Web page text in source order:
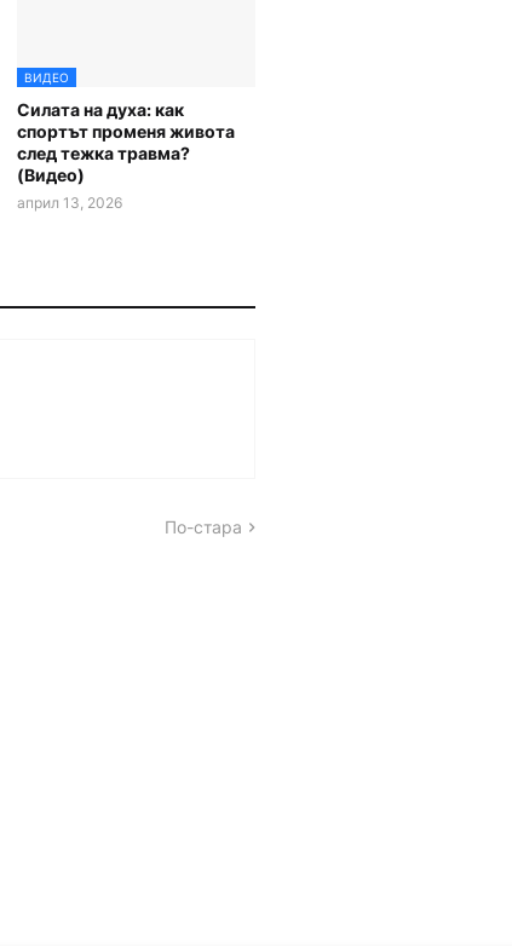
ВИДЕО
Силата на духа: как
спортът променя живота
след тежка травма?
(Видео)
април 13, 2026
По-стара